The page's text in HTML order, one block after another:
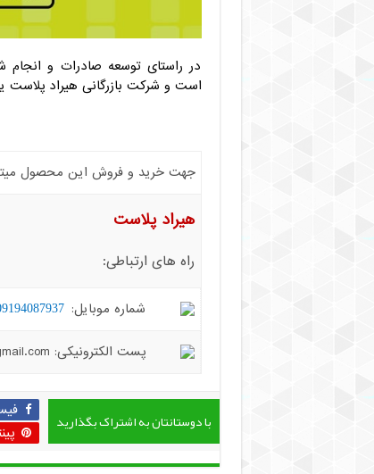
در راستای توسعه صادرات و
است و شرکت بازرگانی هیراد پلاست
جهت خرید و فروش این محصول
هیراد پلاست
راه های ارتباطی:
شماره موبایل:
پست الکترونیکی: hiradplast.co@gmail.com
با دوستانتان به اشتراک بگذارید